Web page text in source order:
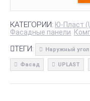
КАТЕГОРИИ: Ю-Пласт
Фасадные панели
ТЕГИ: Наружный угол
Фасад UPLAST